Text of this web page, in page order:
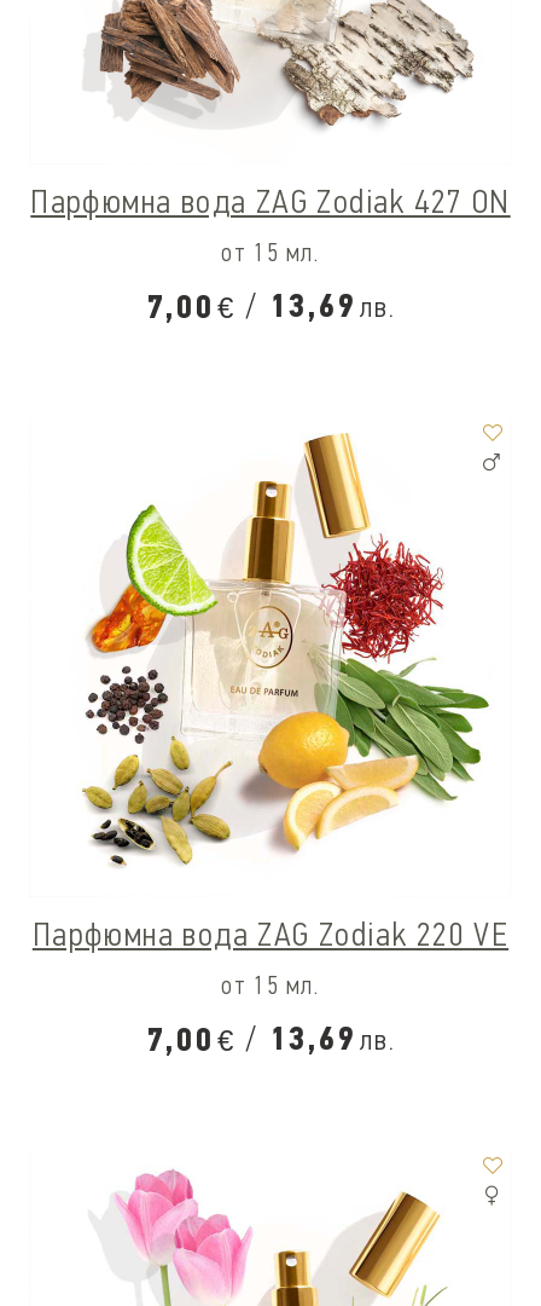
Парфюмна вода ZAG Zodiak 427 ON
от 15 мл.
7,00 € / 13,69 лв.
Парфюмна вода ZAG Zodiak 220 VE
от 15 мл.
7,00 € / 13,69 лв.